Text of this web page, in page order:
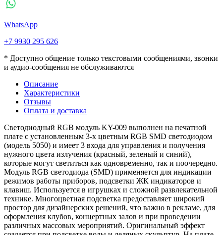
WhatsApp
+7 9930 295 626
* Доступно общение только текстовыми сообщениями, звонки
и аудио-сообщения не обслуживаются
Описание
Характеристики
Отзывы
Оплата и доставка
Светодиодный RGB модуль KY-009 выполнен на печатной
плате с установленным 3-х цветным RGB SMD светодиодом
(модель 5050) и имеет 3 входа для управления и получения
нужного цвета излучения (красный, зеленый и синий),
которые могут светиться как одновременно, так и поочередно.
Модуль RGB светодиода (SMD) применяется для индикации
режимов работы приборов, подсветки ЖК индикаторов и
клавиш. Используется в игрушках и сложной развлекательной
технике. Многоцветная подсветка предоставляет широкий
простор для дизайнерских решений, что важно в рекламе, для
оформления клубов, концертных залов и при проведении
различных массовых мероприятий. Оригинальный эффект